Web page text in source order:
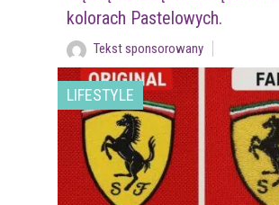
kolorach Pastelowych.
Tekst sponsorowany
LIFESTYLE